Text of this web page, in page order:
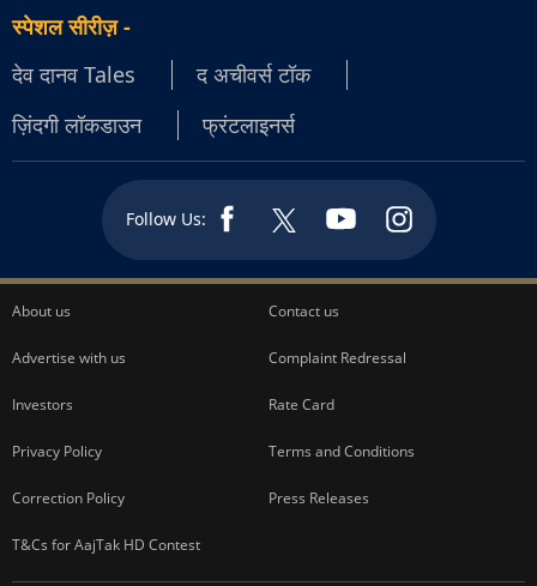
स्पेशल सीरीज़-
देव दानव Tales
द अचीवर्स टॉक
ज़िंदगी लॉकडाउन
फ्रंटलाइनर्स
Follow Us:
About us Contact us
Advertise with us Complaint Redressal
Investors Rate Card
Privacy Policy Terms and Conditions
Correction Policy Press Releases
T&Cs for AajTak HD Contest